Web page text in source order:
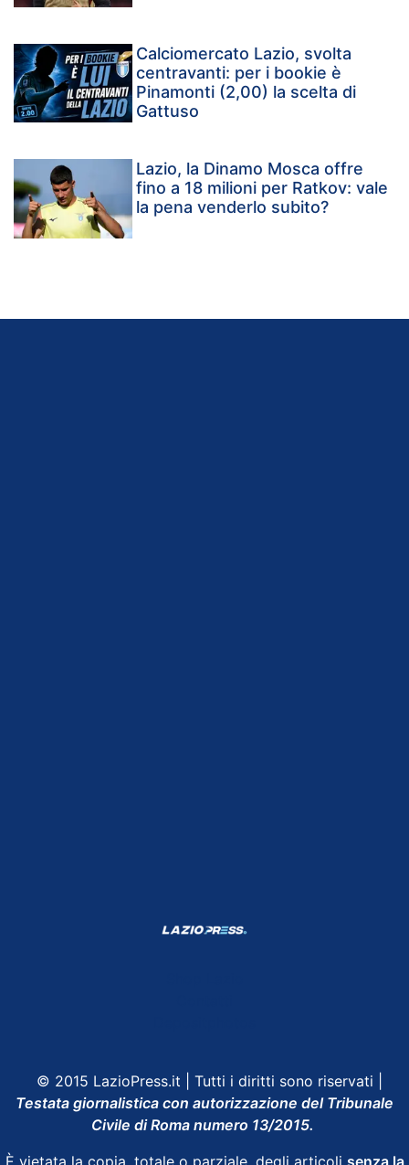
Calciomercato Lazio, svolta
centravanti: per i bookie è
Pinamonti (2,00) la scelta di
Gattuso
Lazio, la Dinamo Mosca offre
fino a 18 milioni per Ratkov: vale
la pena venderlo subito?
© 2015 LazioPress.it | Tutti i diritti sono riservati |
Testata giornalistica con autorizzazione del Tribunale
Civile di Roma numero 13/2015.